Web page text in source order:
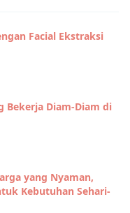
Facial Ekstraksi
Bekerja Diam-Diam di
yang Nyaman,
Kebutuhan Sehari-